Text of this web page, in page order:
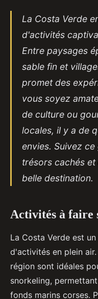
La Costa Verde
d'activités
Entre paysages
sable fin et
promet des
vous soyez
de culture ou
locales, il y a de
envies. Suivez
trésors cachés
belle destination.
Activités à faire
La Costa Verde est
d'activités en plein
région sont idéales
snorkeling,
fonds marins corses.